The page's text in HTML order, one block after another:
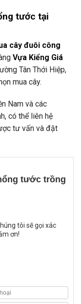
tước tại
cây đuôi công
Vựa Kiểng Giá
Tân Thới Hiệp,
mua cây.
Nam và các
có thể liên hệ
tư vấn và đặt
tước trồng
tôi sẽ gọi xác
ơn!